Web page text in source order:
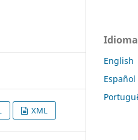
XML
Idioma
English
Español